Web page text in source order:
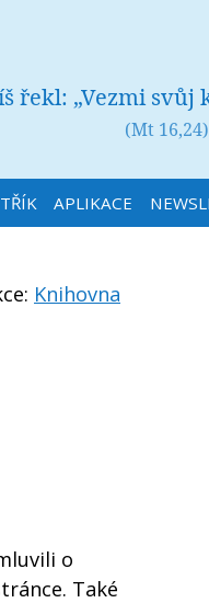
řekl: „Vezmi svůj
(Mt
APLIKACE
Knihovna
o
Také